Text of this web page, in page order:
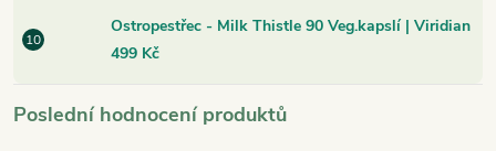
Ostropestřec - Milk Thistle 90 Veg.kapslí | Viridian
499 Kč
Poslední hodnocení produktů